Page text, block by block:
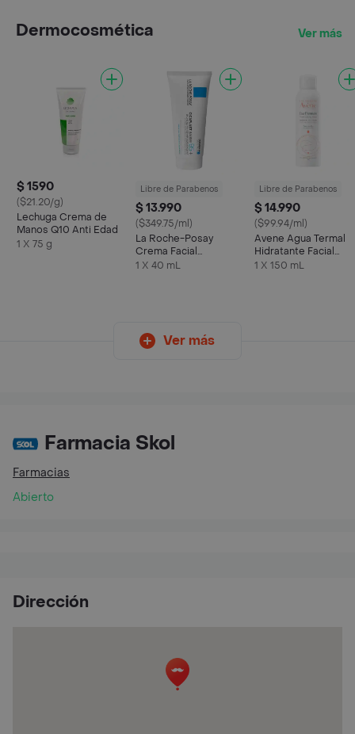
Dermocosmética Ver más
$ 1590
($21.20/g)
Lechuga Crema de
Manos Q10 Anti Edad
1 X 75 g
Libre de Parabenos
$ 13.990
($349.75/ml)
La Roche-Posay
Crema Facial
Cicaplast Buame B5 +
1 X 40 mL
Libre de Parabenos
$ 14.990
($99.94/ml)
Avene Agua Termal
Hidratante Facial
Aerosol
1 X 150 mL
Ver más
Farmacia Skol
Farmacias
Abierto
Dirección